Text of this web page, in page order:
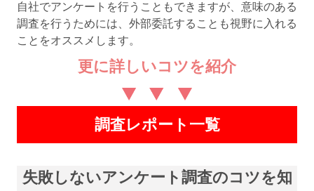
自社でアンケートを行うこともできますが、意味のある
調査を行うためには、外部委託することも視野に入れる
ことをオススメします。
更に詳しいコツを紹介
調査レポート一覧
失敗しないアンケート調査のコツを知